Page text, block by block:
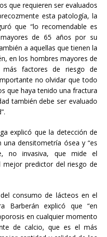
que requieren ser evaluados
esta patología, la
que “lo recomendable es
de 65 años por su
a aquellas que tienen la
en los hombres mayores de
factores de riesgo de
no olvidar que todo
que haya tenido una fractura
también debe ser evaluado
explicó que la detección de
densitometría ósea y “es
no invasiva, que mide el
predictor del riesgo de
consumo de lácteos en el
Barberán explicó que “en
en cualquier momento
de calcio, que es el más